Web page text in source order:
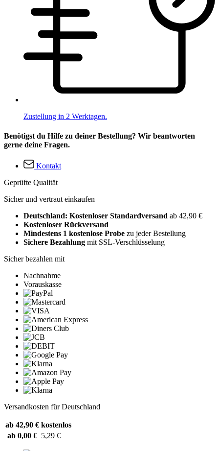
Zustellung in 2 Werktagen.
Benötigst du Hilfe zu deiner Bestellung? Wir beantworten
gerne deine Fragen.
Kontakt
Geprüfte Qualität
Sicher und vertraut einkaufen
Deutschland: Kostenloser Standardversand ab 42,90 €
Kostenloser Rückversand
Mindestens 1 kostenlose Probe zu jeder Bestellung
Sichere Bezahlung mit SSL-Verschlüsselung
Sicher bezahlen mit
Nachnahme
Vorauskasse
Versandkosten für Deutschland
ab 42,90 € kostenlos
ab 0,00 € 5,29 €